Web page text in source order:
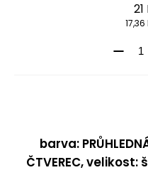
17,36
barva:
ČTVEREC,